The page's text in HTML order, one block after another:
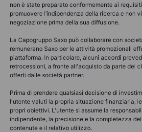
non è stato preparato conformemente ai
promuovere l’indipendenza della ricerca e non
negoziazione prima della sua diffusione.
La Capogruppo Saxo può collaborare con
remunerano Saxo per le attività promozionali
piattaforma. In particolare, alcuni accordi
retrocessioni, a fronte all'acquisto da parte dei
offerti dalle società partner.
Prima di prendere qualsiasi decisione di
l'utente valuti la propria situazione finanziaria,
propri obiettivi. L'utente si assume la
indipendente, la precisione e la completezza
contenute e il relativo utilizzo.